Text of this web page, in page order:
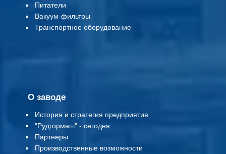
Питатели
Вакуум-фильтры
Транспортное оборудование
О заводе
История и стратегия предприятия
"Рудгормаш" - сегодня
Партнеры
Производственные возможности